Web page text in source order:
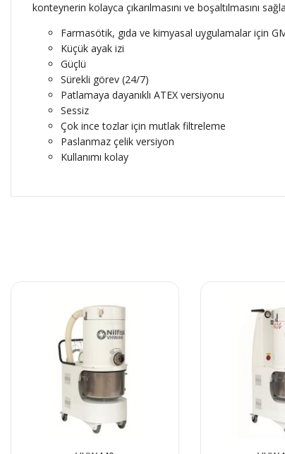
konteynerin kolayca çıkarılmasını ve boşaltılmasını
Farmasötik, gıda ve kimyasal uygulamalar için
Küçük ayak izi
Güçlü
Sürekli görev (24/7)
Patlamaya dayanıklı ATEX versiyonu
Sessiz
Çok ince tozlar için mutlak filtreleme
Paslanmaz çelik versiyon
Kullanımı kolay